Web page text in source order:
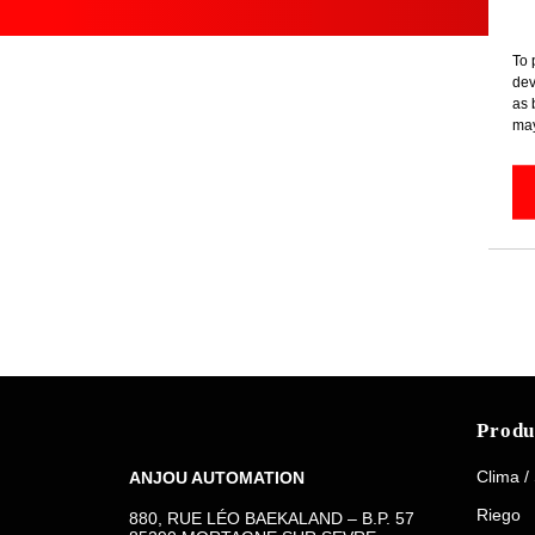
To
as
ANJOU AUTOMATION
880, RUE LÉO BAEKALAND – B.P. 57
Clima /
Riego